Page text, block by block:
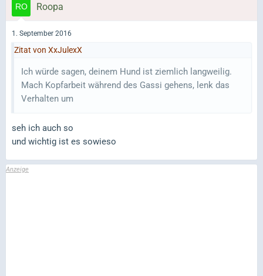
Roopa
1. September 2016
Zitat von XxJulexX
Ich würde sagen, deinem Hund ist ziemlich langweilig.
Mach Kopfarbeit während des Gassi gehens, lenk das
Verhalten um
seh ich auch so
und wichtig ist es sowieso